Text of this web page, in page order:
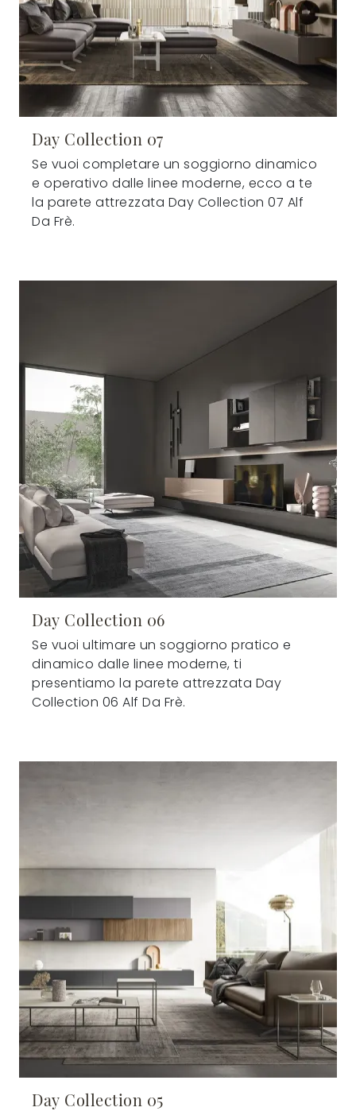
Day Collection 07
Se vuoi completare un soggiorno dinamico
e operativo dalle linee moderne, ecco a te
la parete attrezzata Day Collection 07 Alf
Da Frè.
Day Collection 06
Se vuoi ultimare un soggiorno pratico e
dinamico dalle linee moderne, ti
presentiamo la parete attrezzata Day
Collection 06 Alf Da Frè.
Day Collection 05